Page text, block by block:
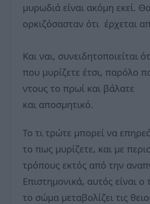
μυρωδιά είναι ακόμη εκεί. Θα
ορκιζόσασταν ότι έρχεται
Και ναι, συνειδητοποιείται
που μυρίζετε έτσι, παρόλο
ντους το πρωί και βάλατε
και αποσμητικό.
Το τι τρώτε μπορεί να
το πως μυρίζετε, και με
τρόπους εκτός από την
Επιστημονικά, αυτός είναι
το σώμα μεταβολίζει τις